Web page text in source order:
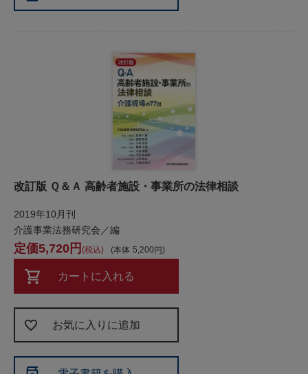
改訂版 Ｑ＆Ａ 高齢者施設・事業所の法律相談
2019年10月刊
介護事業法務研究会／編
本体 5,200
5,720 税込
カートに入れる
お気に入りに追加